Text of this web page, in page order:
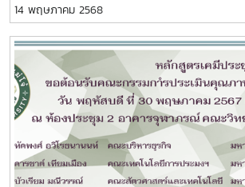
ศาสตราจารย์ ดร.ทัดพงศ์ อวิโรธนานนท์ ประ
ช่วยศาสตราจารย์ ดร.ดารชาต์ เทียมเมือง ก
ดร.ณัฐต์ณิชา สุขเกษม กรรมการ4.นางเย
เลขานุการ
14 พฤษภาคม 2568